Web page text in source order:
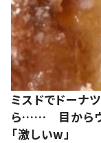
ミスドでドーナ
ら…… 目からウ
「激しいw」